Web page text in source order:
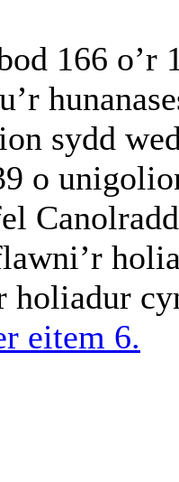
166 o’r
sydd
o
holiadur
eitem 6.